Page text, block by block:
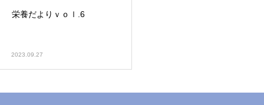
健康診断予防医療外来
栄養だよりｖｏｌ.6
2023.09.27